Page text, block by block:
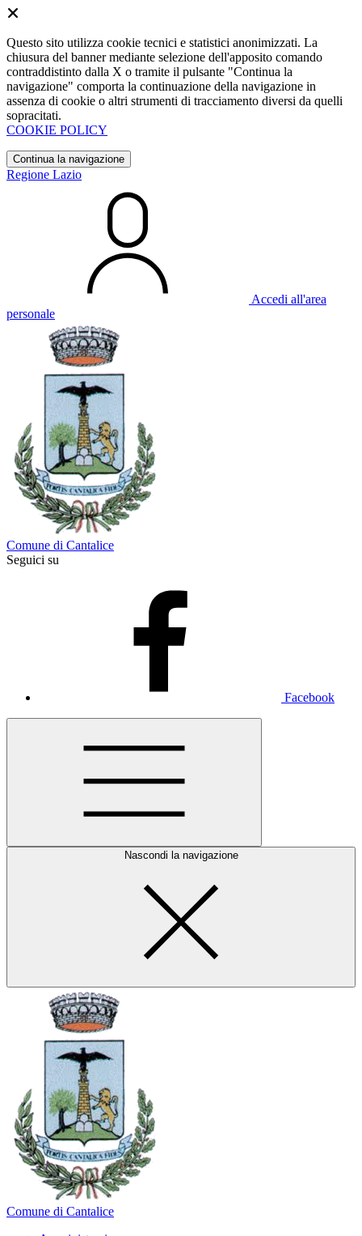
Questo sito utilizza cookie tecnici e statistici anonimizzati. La
chiusura del banner mediante selezione dell'apposito comando
contraddistinto dalla X o tramite il pulsante "Continua la
navigazione" comporta la continuazione della navigazione in
assenza di cookie o altri strumenti di tracciamento diversi da quelli
sopracitati.
COOKIE POLICY
Continua la navigazione
Regione Lazio
Accedi all'area
personale
Comune di Cantalice
Seguici su
Facebook
Nascondi la navigazione
Comune di Cantalice